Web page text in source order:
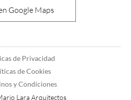
Google Maps
de Privacidad
de Cookies
y Condiciones
Lara Arquitectos